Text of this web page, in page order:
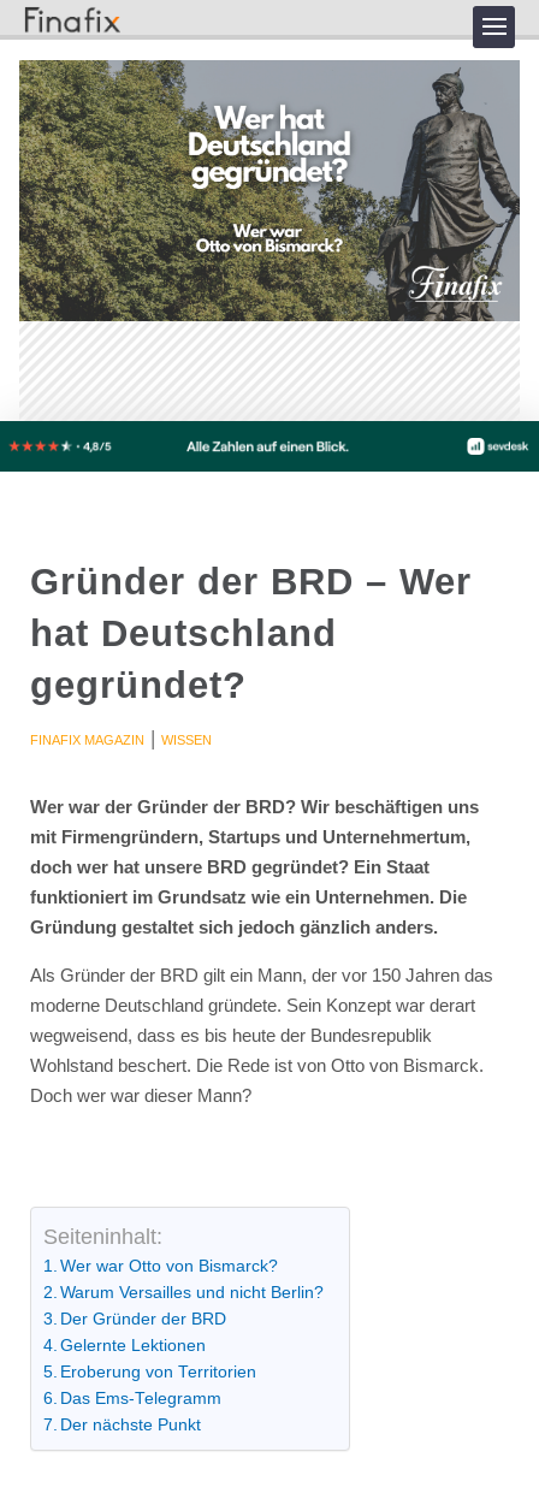
Gründer der BRD – Wer
hat Deutschland
gegründet?
FINAFIX MAGAZIN | WISSEN
Wer war der Gründer der BRD? Wir beschäftigen uns
mit Firmengründern, Startups und Unternehmertum,
doch wer hat unsere BRD gegründet? Ein Staat
funktioniert im Grundsatz wie ein Unternehmen. Die
Gründung gestaltet sich jedoch gänzlich anders.
Als Gründer der BRD gilt ein Mann, der vor 150 Jahren das
moderne Deutschland gründete. Sein Konzept war derart
wegweisend, dass es bis heute der Bundesrepublik
Wohlstand beschert. Die Rede ist von Otto von Bismarck.
Doch wer war dieser Mann?
Seiteninhalt:
Wer war Otto von Bismarck?
Warum Versailles und nicht Berlin?
Der Gründer der BRD
Gelernte Lektionen
Eroberung von Territorien
Das Ems-Telegramm
Der nächste Punkt